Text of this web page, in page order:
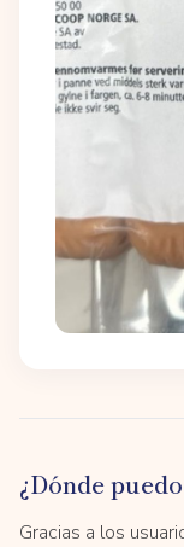
¿Dónde
Gracias a los